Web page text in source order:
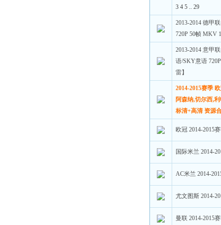
3 4 5 ..29
2013-2014 德甲
720P 50帧 MKV
2013-2014 意甲
语/SKY意语
雷】
2014-2015赛季
阿森纳,切尔西,
标清+高清 资源
欧冠 2014-2015
国际米兰 2014-
AC米兰 2014-
尤文图斯 2014-
曼联 2014-2015